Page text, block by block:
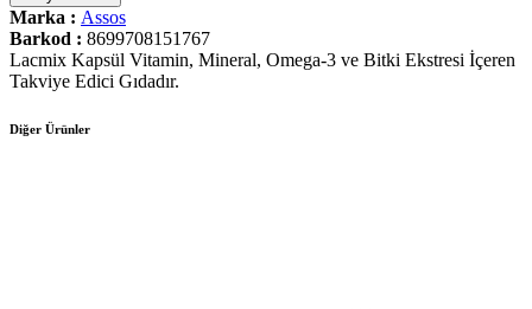
Marka : Assos
Barkod : 8699708151767
Lacmix Kapsül Vitamin, Mineral, Omega-3 ve Bitki Ekstresi İçeren
Takviye Edici Gıdadır.
Diğer Ürünler